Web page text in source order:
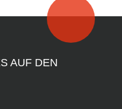
AUF DEN